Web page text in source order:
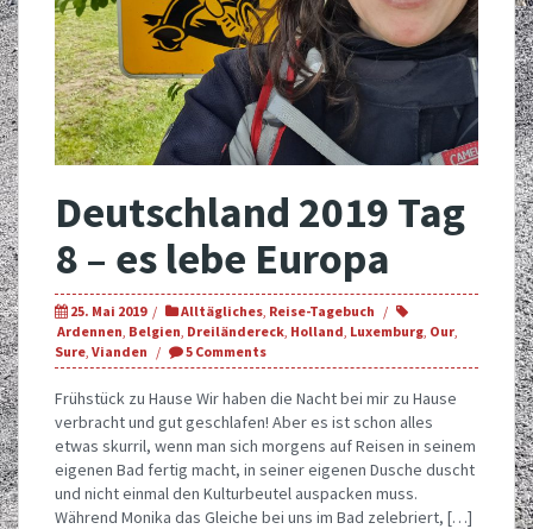
Deutschland 2019 Tag
8 – es lebe Europa
25. Mai 2019 Alltägliches Reise-Tagebuch
Ardennen Belgien Dreiländereck Holland Luxemburg Our
Sure Vianden 5 Comments
Frühstück zu Hause Wir haben die Nacht bei mir zu Hause
verbracht und gut geschlafen! Aber es ist schon alles
etwas skurril, wenn man sich morgens auf Reisen in seinem
eigenen Bad fertig macht, in seiner eigenen Dusche duscht
und nicht einmal den Kulturbeutel auspacken muss.
Während Monika das Gleiche bei uns im Bad zelebriert, […]